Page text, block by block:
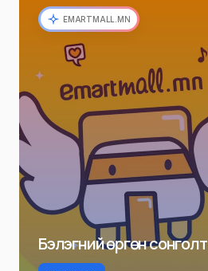
EMARTMALL.MN
Бэлэгний өргөн сонголт